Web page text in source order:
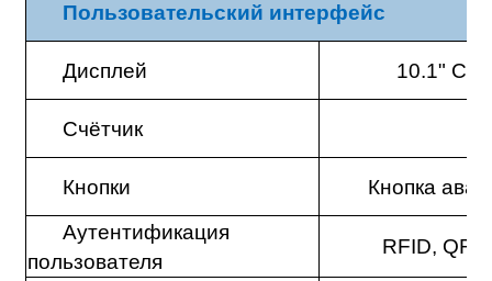
Пользовательский интерфейс
Дисплей 10.1"
Счётчик
Кнопки
Кнопка
Аутентификация
пользователя
RFID, QR